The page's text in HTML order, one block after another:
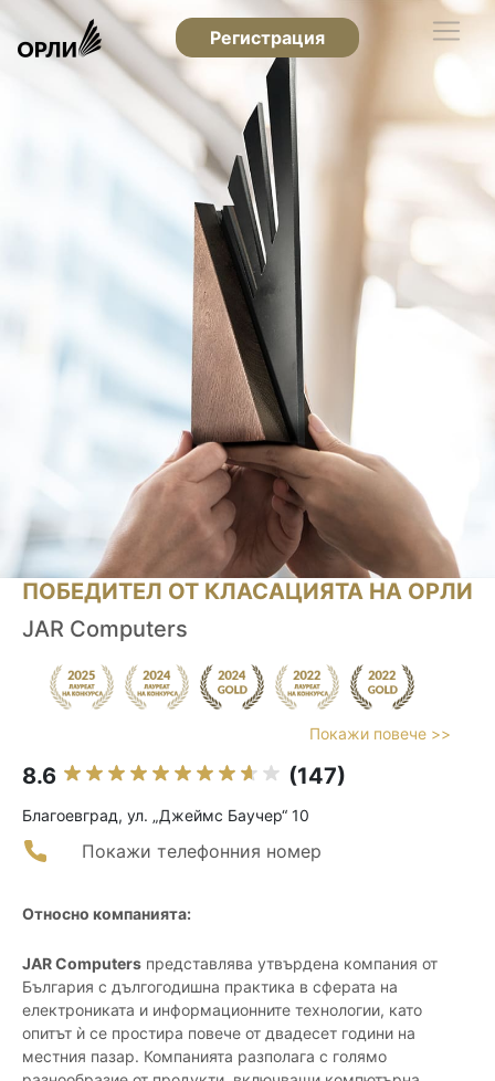
Регистрация
ПОБЕДИТЕЛ ОТ КЛАСАЦИЯТА НА ОРЛИ
JAR Computers
Покажи повече >>
8.6 (147)
Благоевград, ул. „Джеймс Баучер“ 10
Покажи телефонния номер
Относно компанията:
JAR Computers представлява утвърдена компания от
България с дългогодишна практика в сферата на
електрониката и информационните технологии, като
опитът ѝ се простира повече от двадесет години на
местния пазар. Компанията разполага с голямо